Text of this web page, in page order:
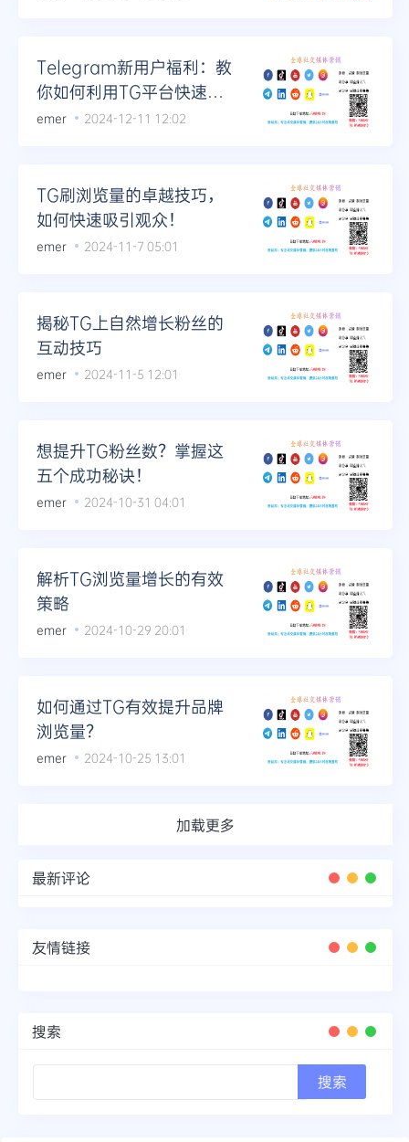
Telegram新用户福利：教
你如何利用TG平台快速涨
粉
emer 2024-12-11 12:02
TG刷浏览量的卓越技巧，
如何快速吸引观众！
emer 2024-11-7 05:01
揭秘TG上自然增长粉丝的
互动技巧
emer 2024-11-5 12:01
想提升TG粉丝数？掌握这
五个成功秘诀！
emer 2024-10-31 04:01
解析TG浏览量增长的有效
策略
emer 2024-10-29 20:01
如何通过TG有效提升品牌
浏览量？
emer 2024-10-25 13:01
加载更多
最新评论
友情链接
搜索